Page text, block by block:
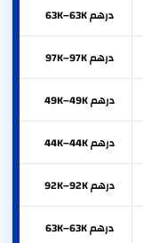
درهم 63K–63K
درهم 97K–97K
درهم 49K–49K
درهم 44K–44K
درهم 92K–92K
درهم 63K–63K